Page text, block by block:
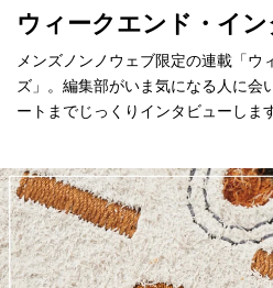
ウィークエンド・イ
メンズノンノウェブ限定の連載「ウ
ズ」。編集部がいま気になる人に会
ートまでじっくりインタビューしま